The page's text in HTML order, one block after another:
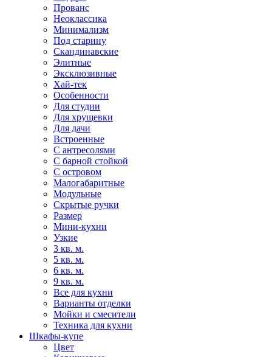
Прованс
Неоклассика
Минимализм
Под старину
Скандинавские
Элитные
Эксклюзивные
Хай-тек
Особенности
Для студии
Для хрущевки
Для дачи
Встроенные
С антресолями
С барной стойкой
С островом
Малогабаритные
Модульные
Скрытые ручки
Размер
Мини-кухни
Узкие
3 кв. м.
5 кв. м.
6 кв. м.
9 кв. м.
Все для кухни
Варианты отделки
Мойки и смесители
Техника для кухни
Шкафы-купе
Цвет